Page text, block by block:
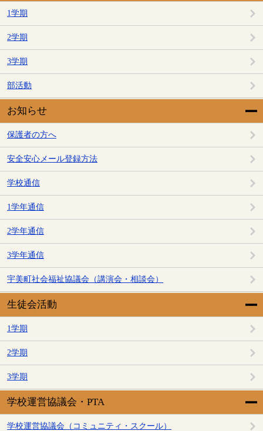
1学期
2学期
3学期
部活動
お知らせ
保護者の方へ
安全安心メール登録方法
学校通信
1学年通信
2学年通信
3学年通信
宇美町社会福祉協議会（講演会・相談会）
生徒会活動
1学期
2学期
3学期
学校運営協議会・PTA
学校運営協議会（コミュニティ・スクール）